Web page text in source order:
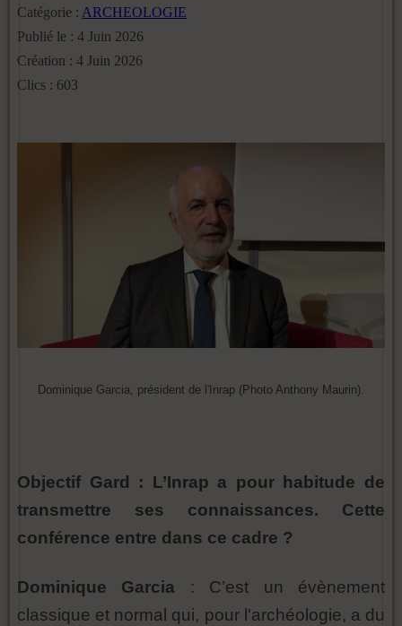
Catégorie : ARCHEOLOGIE
Publié le : 4 Juin 2026
Création : 4 Juin 2026
Clics : 603
Dominique Garcia, président de l'Inrap (Photo Anthony Maurin).
Objectif Gard : L’Inrap a pour habitude de
transmettre ses connaissances. Cette
conférence entre dans ce cadre ?
Dominique Garcia
: C’est un évènement
classique et normal qui, pour l'archéologie, a du